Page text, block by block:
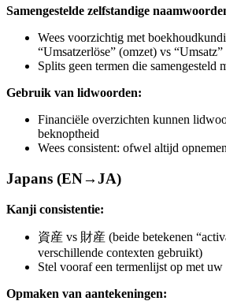
Samengestelde zelfstandige
Wees voorzichtig met
“Umsatzerlöse” (omzet) vs
Splits geen termen die samengesteld
Gebruik van lidwoorden:
Financiële overzichten kunnen
beknoptheid
Wees consistent: ofwel altijd
Japans (EN→JA)
Kanji consistentie:
資産 vs 財産 (beide betekenen
verschillende contexten gebruikt)
Stel vooraf een termenlijst op met
Opmaken van aantekeningen: